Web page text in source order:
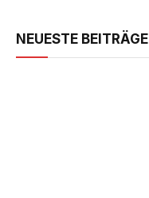
NEUESTE BEITRÄGE